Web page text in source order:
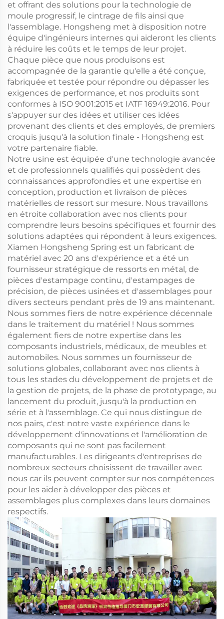
et offrant des solutions pour la technologie de
moule progressif, le cintrage de fils ainsi que
l'assemblage. Hongsheng met à disposition notre
équipe d'ingénieurs internes qui aideront les clients
à réduire les coûts et le temps de leur projet.
Chaque pièce que nous produisons est
accompagnée de la garantie qu'elle a été conçue,
fabriquée et testée pour répondre ou dépasser les
exigences de performance, et nos produits sont
conformes à ISO 9001:2015 et IATF 16949:2016. Pour
s'appuyer sur des idées et utiliser ces idées
provenant des clients et des employés, de premiers
croquis jusqu'à la solution finale - Hongsheng est
votre partenaire fiable.
Notre usine est équipée d'une technologie avancée
et de professionnels qualifiés qui possèdent des
connaissances approfondies et une expertise en
conception, production et livraison de pièces
matérielles de ressort sur mesure. Nous travaillons
en étroite collaboration avec nos clients pour
comprendre leurs besoins spécifiques et fournir des
solutions adaptées qui répondent à leurs exigences.
Xiamen Hongsheng Spring est un fabricant de
matériel avec 20 ans d'expérience et a été un
fournisseur stratégique de ressorts en métal, de
pièces d'estampage continu, d'estampages de
précision, de pièces usinées et d'assemblages pour
divers secteurs pendant près de 19 ans maintenant.
Nous sommes fiers de notre expérience décennale
dans le traitement du matériel ! Nous sommes
également fiers de notre expertise dans les
composants industriels, médicaux, de meubles et
automobiles. Nous sommes un fournisseur de
solutions globales, collaborant avec nos clients à
tous les stades du développement de projets et de
la gestion de projets, de la phase de prototypage, au
lancement du produit, jusqu'à la production en
série et à l'assemblage. Ce qui nous distingue de
nos pairs, c'est notre vaste expérience dans le
développement d'innovations et l'amélioration de
composants qui ne sont pas facilement
manufacturables. Les dirigeants d'entreprises de
nombreux secteurs choisissent de travailler avec
nous car ils peuvent compter sur nos compétences
pour les aider à développer des pièces et
assemblages plus complexes dans leurs domaines
respectifs.